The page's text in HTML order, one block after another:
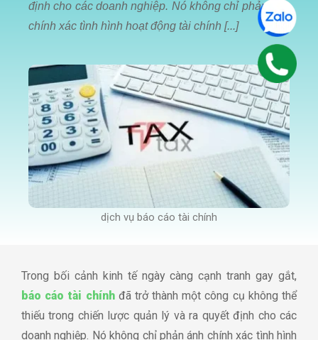
DOANH
NGHIỆP
định cho các doanh nghiệp. Nó không chỉ phản ánh
chính xác tình hình hoạt động tài chính [...]
dịch vụ báo cáo tài chính
Trong bối cảnh kinh tế ngày càng cạnh tranh gay gắt,
báo cáo tài chínhđã trở thành một công cụ không thể
thiếu trong chiến lược quản lý và ra quyết định cho các
doanh nghiệp. Nó không chỉ phản ánh chính xác tình hình